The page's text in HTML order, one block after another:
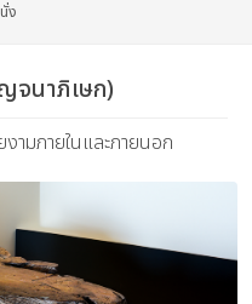
ง
จนาภิเษก)
ามภายในและภายนอก